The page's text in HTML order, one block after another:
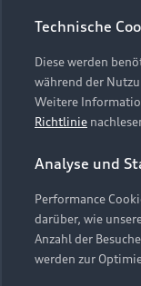
Online-
Servicekontakt
Vertrag
Investor Relations
Presse & Media
Datenschutz
Audi erleben
Newsletter
Impressum
Cookie-Richtlinie
Hinweis: Die
Embleme am
Webseite kann
Technische
Diese werden
während der
Weitere
Richtlinie
Analyse und
Performance
darüber, wie
Anzahl der
werden zur